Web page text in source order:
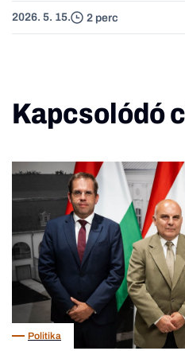
2026. 5. 15. 2 perc
Kapcsolódó
Politika